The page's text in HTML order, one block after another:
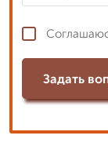
Задать